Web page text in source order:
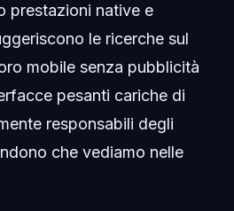
prestazioni native e
le ricerche sul
mobile senza pubblicità
pesanti cariche di
responsabili degli
che vediamo nelle